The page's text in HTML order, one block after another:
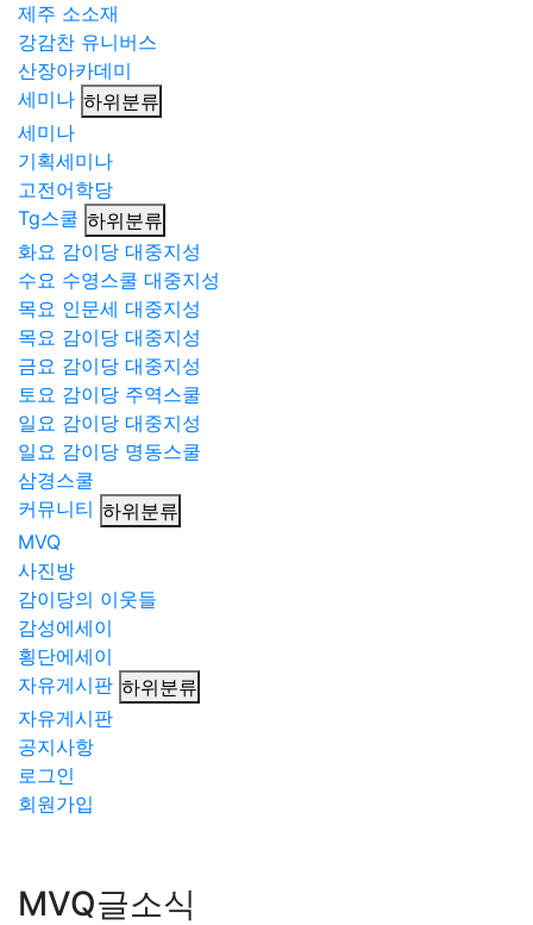
제주 소소재
강감찬 유니버스
산장아카데미
세미나 하위분류
세미나
기획세미나
고전어학당
Tg스쿨 하위분류
화요 감이당 대중지성
수요 수영스쿨 대중지성
목요 인문세 대중지성
목요 감이당 대중지성
금요 감이당 대중지성
토요 감이당 주역스쿨
일요 감이당 대중지성
일요 감이당 명동스쿨
삼경스쿨
커뮤니티 하위분류
MVQ
사진방
감이당의 이웃들
감성에세이
횡단에세이
자유게시판 하위분류
자유게시판
공지사항
로그인
회원가입
MVQ글소식